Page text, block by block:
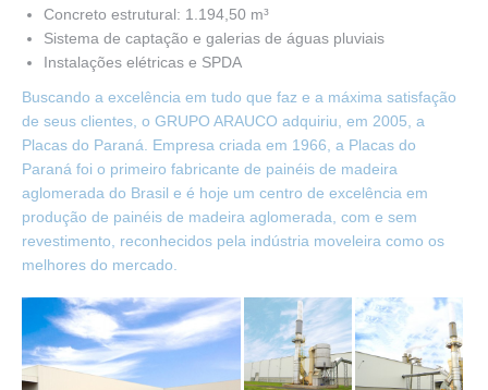
Concreto estrutural: 1.194,50 m³
Sistema de captação e galerias de águas pluviais
Instalações elétricas e SPDA
Buscando a excelência em tudo que faz e a máxima satisfação
de seus clientes, o GRUPO ARAUCO adquiriu, em 2005, a
Placas do Paraná. Empresa criada em 1966, a Placas do
Paraná foi o primeiro fabricante de painéis de madeira
aglomerada do Brasil e é hoje um centro de excelência em
produção de painéis de madeira aglomerada, com e sem
revestimento, reconhecidos pela indústria moveleira como os
melhores do mercado.